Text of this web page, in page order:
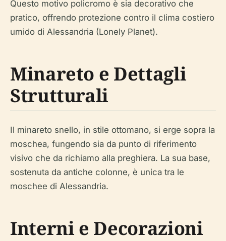
Questo motivo policromo è sia decorativo che
pratico, offrendo protezione contro il clima costiero
umido di Alessandria (Lonely Planet).
Minareto e Dettagli
Strutturali
Il minareto snello, in stile ottomano, si erge sopra la
moschea, fungendo sia da punto di riferimento
visivo che da richiamo alla preghiera. La sua base,
sostenuta da antiche colonne, è unica tra le
moschee di Alessandria.
Interni e Decorazioni